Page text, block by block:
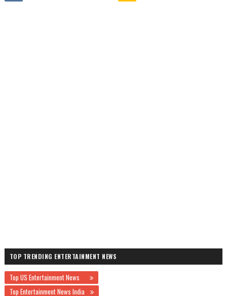
TOP TRENDING ENTERTAINMENT NEWS
Top US Entertainment News
Top Entertainment News India